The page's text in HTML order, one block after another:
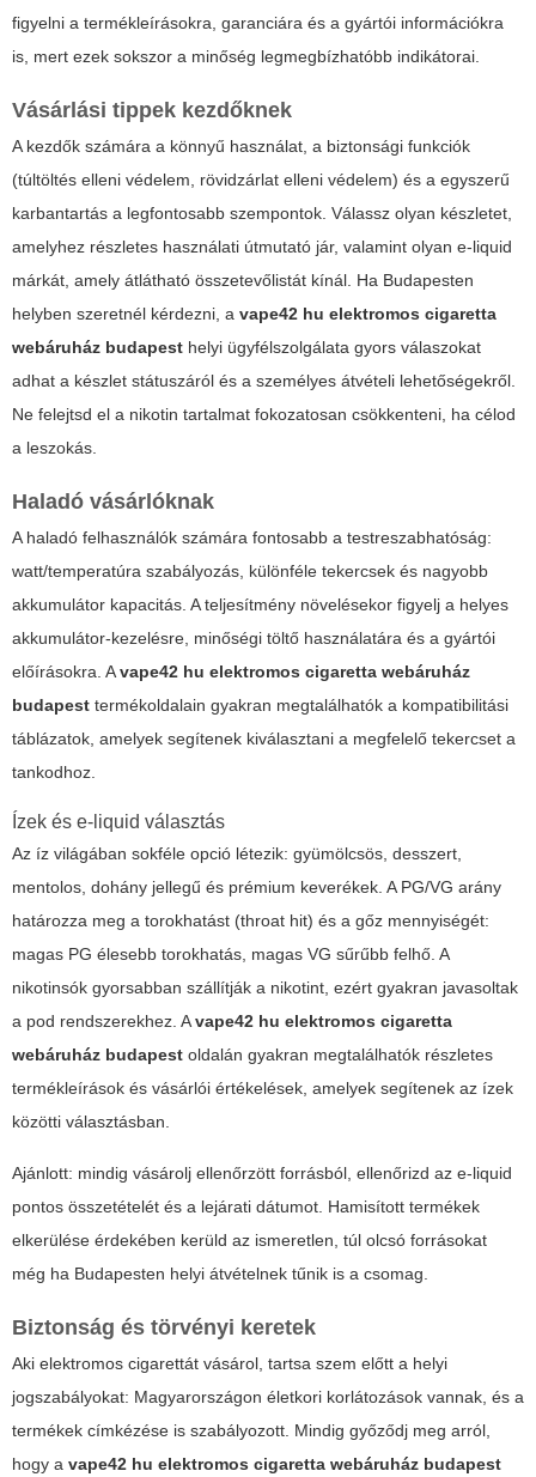
figyelni a termékleírásokra, garanciára és a gyártói információkra
is, mert ezek sokszor a minőség legmegbízhatóbb indikátorai.
Vásárlási tippek kezdőknek
A kezdők számára a könnyű használat, a biztonsági funkciók
(túltöltés elleni védelem, rövidzárlat elleni védelem) és a egyszerű
karbantartás a legfontosabb szempontok. Válassz olyan készletet,
amelyhez részletes használati útmutató jár, valamint olyan e-liquid
márkát, amely átlátható összetevőlistát kínál. Ha Budapesten
helyben szeretnél kérdezni, a vape42 hu elektromos cigaretta
webáruház budapest helyi ügyfélszolgálata gyors válaszokat
adhat a készlet státuszáról és a személyes átvételi lehetőségekről.
Ne felejtsd el a nikotin tartalmat fokozatosan csökkenteni, ha célod
a leszokás.
Haladó vásárlóknak
A haladó felhasználók számára fontosabb a testreszabhatóság:
watt/temperatúra szabályozás, különféle tekercsek és nagyobb
akkumulátor kapacitás. A teljesítmény növelésekor figyelj a helyes
akkumulátor-kezelésre, minőségi töltő használatára és a gyártói
előírásokra. Avape42 hu elektromos cigaretta webáruház
budapest termékoldalain gyakran megtalálhatók a kompatibilitási
táblázatok, amelyek segítenek kiválasztani a megfelelő tekercset a
tankodhoz.
Ízek és e-liquid választás
Az íz világában sokféle opció létezik: gyümölcsös, desszert,
mentolos, dohány jellegű és prémium keverékek. A PG/VG arány
határozza meg a torokhatást (throat hit) és a gőz mennyiségét:
magas PG élesebb torokhatás, magas VG sűrűbb felhő. A
nikotinsók gyorsabban szállítják a nikotint, ezért gyakran javasoltak
a pod rendszerekhez. Avape42 hu elektromos cigaretta
webáruház budapest oldalán gyakran megtalálhatók részletes
termékleírások és vásárlói értékelések, amelyek segítenek az ízek
közötti választásban.
Ajánlott: mindig vásárolj ellenőrzött forrásból, ellenőrizd az e-liquid
pontos összetételét és a lejárati dátumot. Hamisított termékek
elkerülése érdekében kerüld az ismeretlen, túl olcsó forrásokat
még ha Budapesten helyi átvételnek tűnik is a csomag.
Biztonság és törvényi keretek
Aki elektromos cigarettát vásárol, tartsa szem előtt a helyi
jogszabályokat: Magyarországon életkori korlátozások vannak, és a
termékek címkézése is szabályozott. Mindig győződj meg arról,
hogy a vape42 hu elektromos cigaretta webáruház budapest